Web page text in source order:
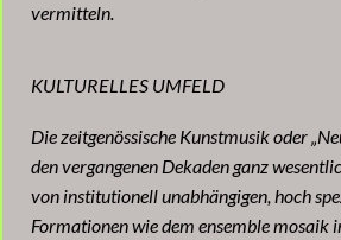
vermitteln.
KULTURELLES UMFELD
Die zeitgenössische Kunstmusik oder
den vergangenen Dekaden ganz
von institutionell unabhängigen, hoch
Formationen wie dem ensemble mosaik